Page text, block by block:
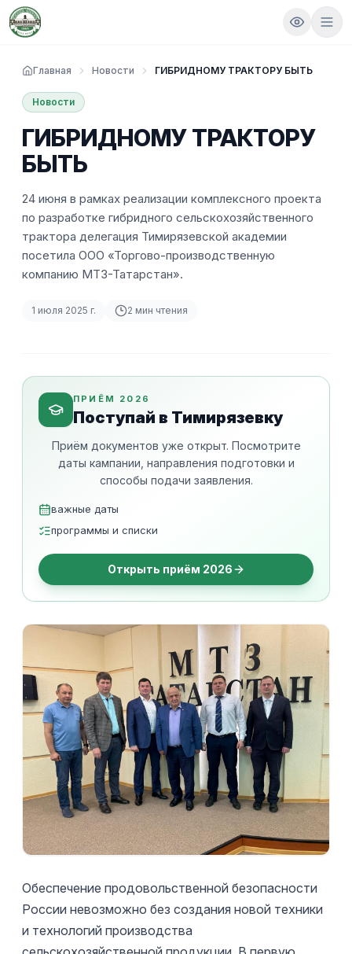
Главная Новости ГИБРИДНОМУ ТРАКТОРУ БЫТЬ
Новости
ГИБРИДНОМУ ТРАКТОРУ
БЫТЬ
24 июня в рамках реализации комплексного проекта
по разработке гибридного сельскохозяйственного
трактора делегация Тимирязевской академии
посетила ООО «Торгово-производственную
компанию МТЗ-Татарстан».
1 июля 2025 г. 2 мин чтения
ПРИЁМ 2026
Поступай в Тимирязевку
Приём документов уже открыт. Посмотрите
даты кампании, направления подготовки и
способы подачи заявления.
важные даты
программы и списки
Открыть приём 2026
Обеспечение продовольственной безопасности
России невозможно без создания новой техники
и технологий производства